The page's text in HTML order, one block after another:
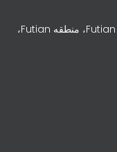
پلاک 178 جاده Mintian، انجمن فوآن، خیابان Futian، منطقه Futian،